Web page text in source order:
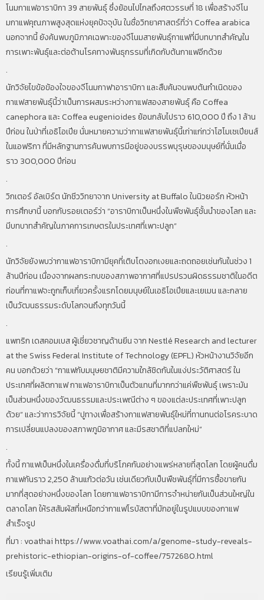
โนมกาแฟอาราบิกา 39 สายพันธุ์ ซึ่งย้อนไปไกลถึงศตวรรษที่ 18 เพื่อสร้างจีโน
มกาแฟคุณภาพสูงสุดแห่งยุคปัจจุบัน ในชื่อวิทยาศาสตร์ที่ว่า Coffea arabica
นอกจากนี้ ยังค้นพบภูมิภาคเฉพาะของจีโนมสายพันธุ์กาแฟที่มีบทบาทสำคัญใน
การเพาะพันธุ์และต่อต้านโรคทางพันธุกรรมที่เกิดกับต้นกาแฟอีกด้วย
.
นักวิจัยไขข้อข้องใจของจีโนมกาฟาอาราบิกา และสืบค้นจนพบต้นกำเนิดของ
กาแฟสายพันธุ์นี้ว่าเป็นการผสมระหว่างกาแฟสองสายพันธุ์ คือ Coffea
canephora และ Coffea eugenioides ย้อนกลับไปราว 610,000 ปี ถึง 1 ล้าน
ปีก่อน ในป่าที่เอธิโอเปีย นั่นหมายความว่ากาแฟสายพันธุ์นี้เก่าแก่กว่าโฮโมเซเปียนส์
ในแอฟริกา ที่มีหลักฐานการค้นพบการมีอยู่ของบรรพบุรุษของมนุษย์ที่นั่นเมื่อ
ราว 300,000 ปีก่อน
.
วิกเตอร์ อัลเบิร์ต นักชีววิทยาจาก University at Buffalo ในนิวยอร์ก หัวหน้า
การศึกษานี้ บอกกับรอยเตอร์ว่า “อาราบิกาเป็นหนึ่งในพืชพันธุ์ชั้นนำของโลก และ
มีบทบาทสำคัญในภาคการเกษตรในประเทศที่เพาะปลูก”
.
นักวิจัยยังพบว่ากาแฟอาราบิกามียุคที่เติบโตงอกเงยและถดถอยเช่นกันในช่วง 1
ล้านปีก่อน เนื่องจากผลกระทบของสภาพอากาศที่แปรปรวนผิดธรรมชาติในอดีต
ก่อนที่กาแฟจะถูกเก็บเกี่ยวครั้งแรกโดยมนุษย์ในเอธิโอเปียและเยเมน และกลาย
เป็นวัฒนธรรมระดับโลกจนถึงทุกวันนี้
.
แพทริก เดสคอมเบส ผู้เชี่ยวชาญด้านยีน จาก Nestlé Research and lecturer
at the Swiss Federal Institute of Technology (EPFL) หัวหน้างานวิจัยอีก
คน บอกด้วยว่า “กาแฟกับมนุษยชาติมีความใกล้ชิดกันในแง่ประวัติศาสตร์ ใน
ประเทศที่ผลิตกาแฟ กาแฟอาราบิกาเป็นตัวแทนที่มากกว่าแค่พืชพันธุ์ เพราะมัน
เป็นส่วนหนึ่งของวัฒนธรรมและประเพณีต่าง ๆ ของแต่ละประเทศที่เพาะปลูก
ด้วย” และว่าการวิจัยนี้ “ปูทางเพื่อสร้างกาแฟสายพันธุ์ใหม่ที่ทานทนต่อโรคระบาด
การเปลี่ยนแปลงของสภาพภูมิอากาศ และมีรสชาติที่แปลกใหม่”
.
ทั้งนี้ กาแฟเป็นหนึ่งในเครื่องดื่มที่บริโภคกันอย่างแพร่หลายที่สุดโลก โดยผู้คนดื่ม
กาแฟกันราว 2,250 ล้านแก้วต่อวัน เช่นเดียวกับเป็นพืชพันธุ์ที่มีการซื้อขายกัน
มากที่สุดอย่างหนึ่งของโลก โดยกาแฟอาราบิกามีการจำหน่ายกันเป็นส่วนใหญ่ใน
ตลาดโลก ให้รสสัมผัสที่เหนือกว่ากาแฟโรบัสตาที่มักอยู่ในรูปแบบของกาแฟ
สำเร็จรูป
ที่มา : voathai https://www.voathai.com/a/genome-study-reveals-
prehistoric-ethiopian-origins-of-coffee/7572680.html
เรียนรู้เพิ่มเติม